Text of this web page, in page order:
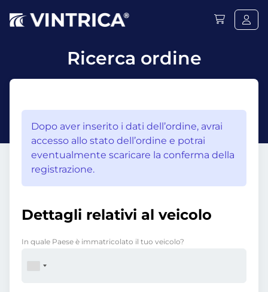
Ricerca ordine
Dopo aver inserito i dati dell’ordine, avrai
accesso allo stato dell’ordine e potrai
eventualmente scaricare la conferma della
registrazione.
Dettagli relativi al veicolo
In quale Paese è immatricolato il tuo veicolo?